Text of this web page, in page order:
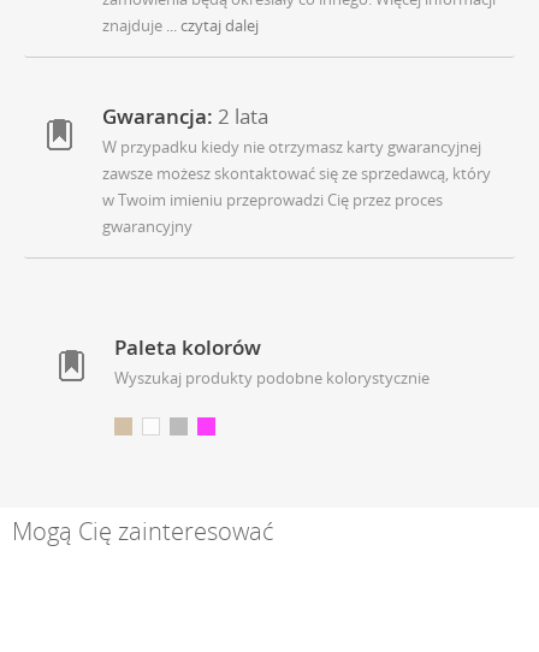
znajduje ... czytaj dalej
Gwarancja: 2 lata
W przypadku kiedy nie otrzymasz karty gwarancyjnej
zawsze możesz skontaktować się ze sprzedawcą, który
w Twoim imieniu przeprowadzi Cię przez proces
gwarancyjny
Paleta kolorów
Wyszukaj produkty podobne kolorystycznie
Mogą Cię zainteresować